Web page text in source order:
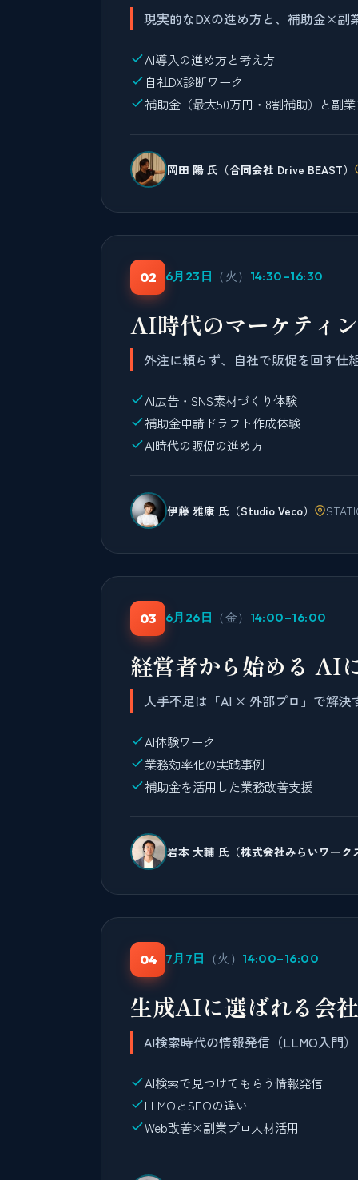
現実的なDXの進め方と、補助金×副
AI導入の進め方と考え方
自社DX診断ワーク
補助金（最大50万円・8割補助）と副
岡田 陽 氏（合同会社 Drive BEAST）
02 6月23日 （火） 14:30–16:30
AI時代のマーケティ
外注に頼らず、自社で販促を回す仕
AI広告・SNS素材づくり体験
補助金申請ドラフト作成体験
AI時代の販促の進め方
伊藤 雅康 氏（Studio Veco）
03 6月26日 （金） 14:00–16:00
経営者から始める AI
人手不足は「AI × 外部プロ」で解決
AI体験ワーク
業務効率化の実践事例
補助金を活用した業務改善支援
岩本 大輔 氏（株式会社みらいワーク
04 7月7日 （火） 14:00–16:00
生成AIに選ばれる会
AI検索時代の情報発信（LLMO入門）
AI検索で見つけてもらう情報発信
LLMOとSEOの違い
Web改善×副業プロ人材活用